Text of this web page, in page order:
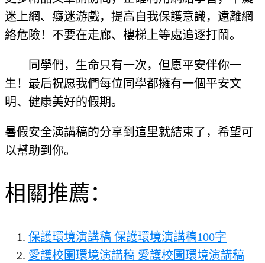
迷上網、癡迷游戲，提高自我保護意識，遠離網
絡危險！不要在走廊、樓梯上等處追逐打鬧。
同學們，生命只有一次，但愿平安伴你一
生！最后祝愿我們每位同學都擁有一個平安文
明、健康美好的假期。
暑假安全演講稿的分享到這里就結束了，希望可
以幫助到你。
相關推薦：
保護環境演講稿 保護環境演講稿100字
愛護校園環境演講稿 愛護校園環境演講稿